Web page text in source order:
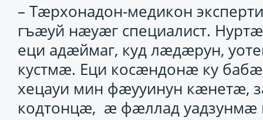
– Тӕрхонадон-медикон
гъӕуй нӕуӕг специалист.
еци адӕймаг, куд лӕдӕрун,
кустмӕ. Еци косӕндонӕ ку
хецауи мин фӕууинун кӕнетӕ,
кодтонцӕ, ӕ фӕллад